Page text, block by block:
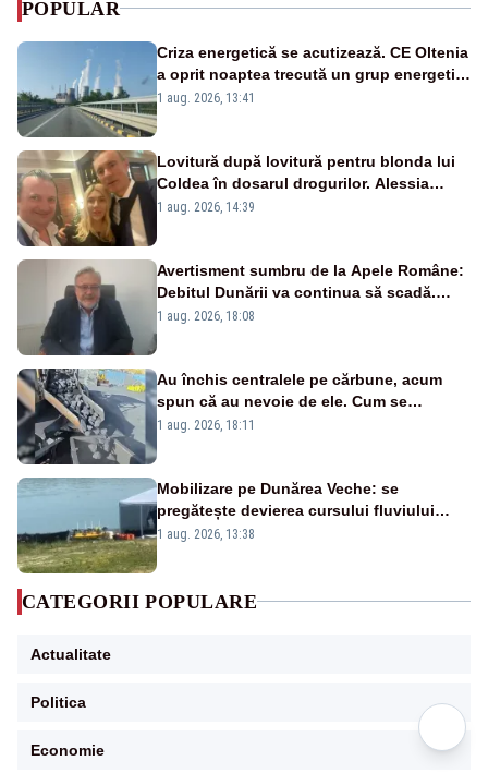
POPULAR
Criza energetică se acutizează. CE Oltenia
a oprit noaptea trecută un grup energetic
de la Rovinari
1 aug. 2026, 13:41
Lovitură după lovitură pentru blonda lui
Coldea în dosarul drogurilor. Alessia
Păcuraru explică decizia magistraților
1 aug. 2026, 14:39
Avertisment sumbru de la Apele Române:
Debitul Dunării va continua să scadă.
Cernavodă s-ar putea închide în 4 zile
1 aug. 2026, 18:08
Au închis centralele pe cărbune, acum
spun că au nevoie de ele. Cum se
pasează vina în plină criză energetică
1 aug. 2026, 18:11
Mobilizare pe Dunărea Veche: se
pregătește devierea cursului fluviului
către Cernavodă – VIDEO
1 aug. 2026, 13:38
CATEGORII POPULARE
Actualitate
Politica
Economie